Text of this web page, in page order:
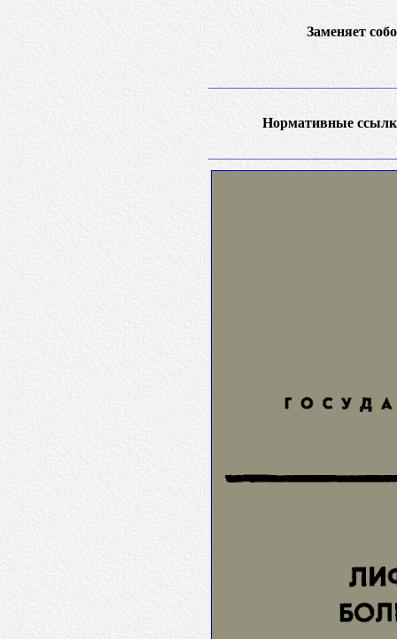
Заменяет
Нормативные